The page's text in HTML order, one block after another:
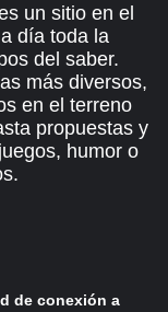
un sitio en el
día toda la
del saber.
más diversos,
en el terreno
propuestas y
humor o
de conexión a